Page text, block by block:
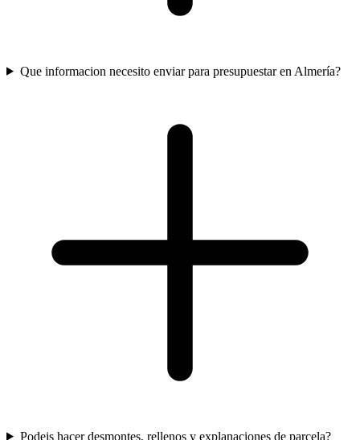
Que informacion necesito enviar para presupuestar en Almería?
Podeis hacer desmontes, rellenos y explanaciones de parcela?